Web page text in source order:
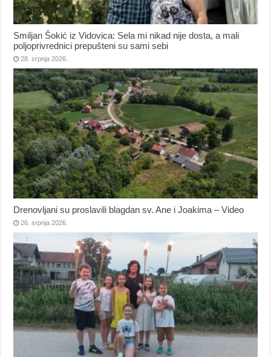
Smiljan Šokić iz Vidovica: Sela mi nikad nije dosta, a mali
poljoprivrednici prepušteni su sami sebi
28. srpnja 2026.
Drenovljani su proslavili blagdan sv. Ane i Joakima – Video
26. srpnja 2026.